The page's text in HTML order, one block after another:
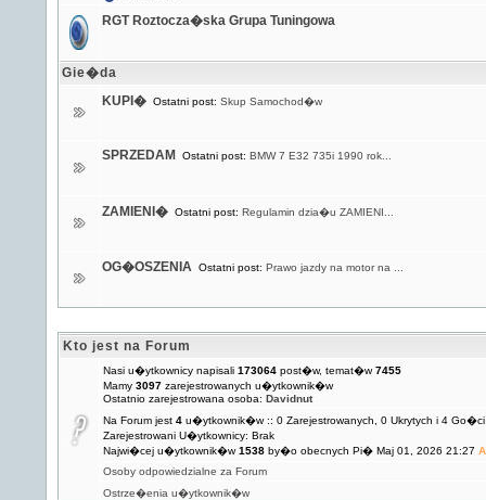
RGT Roztocza�ska Grupa Tuningowa
Gie�da
KUPI� Ostatni post: Skup Samochod�w
SPRZEDAM Ostatni post: BMW 7 E32 735i 1990 rok...
ZAMIENI� Ostatni post: Regulamin dzia�u ZAMIENI...
OG�OSZENIA Ostatni post: Prawo jazdy na motor na ...
Kto jest na Forum
Nasi u�ytkownicy napisali 173064 post�w, temat�w7455
Mamy 3097 zarejestrowanych u�ytkownik�w
Ostatnio zarejestrowana osoba: Davidnut
Na Forum jest 4 u�ytkownik�w :: 0 Zarejestrowanych, 0 Ukrytych i 4 Go�ci
Zarejestrowani U�ytkownicy: Brak
Najwi�cej u�ytkownik�w1538 by�o obecnych Pi� Maj 01, 2026 21:27
Osoby odpowiedzialne za Forum
Ostrze�enia u�ytkownik�w